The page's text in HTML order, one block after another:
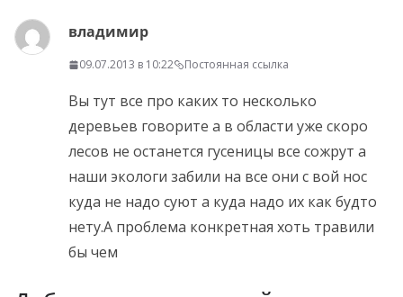
владимир
09.07.2013 в 10:22 Постоянная ссылка
Вы тут все про каких то несколько
деревьев говорите а в области уже скоро
лесов не останется гусеницы все сожрут а
наши экологи забили на все они с вой нос
куда не надо суют а куда надо их как будто
нету.А проблема конкретная хоть травили
бы чем